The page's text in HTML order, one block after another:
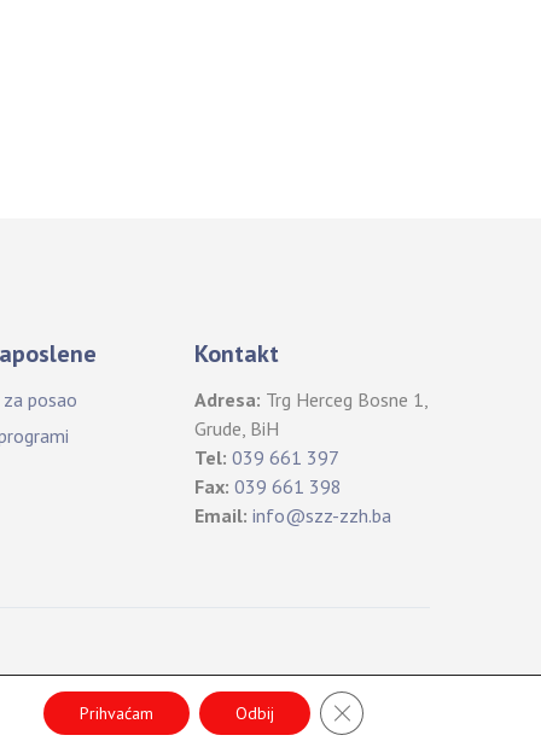
posao
Kontakt
Adresa: Trg Herceg Bosne 1,
Grude, BiH
Tel: 039 661 397
Fax: 039 661 398
Email: info@szz-zzh.ba
Prihvaćam Odbij CLOSE GDPR COOKIE